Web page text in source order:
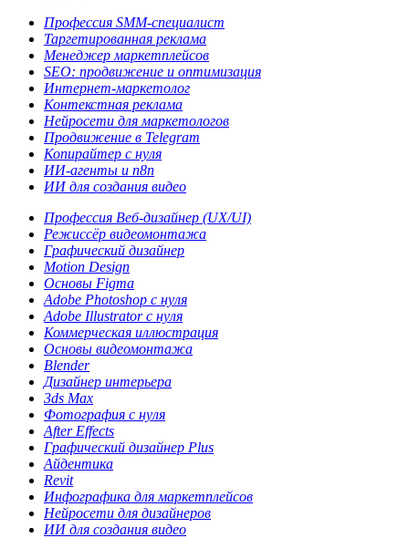
Профессия SMM-специалист
Таргетированная реклама
Менеджер маркетплейсов
SEO: продвижение и оптимизация
Интернет-маркетолог
Контекстная реклама
Нейросети для маркетологов
Продвижение в Telegram
Копирайтер с нуля
ИИ-агенты и n8n
ИИ для создания видео
Профессия Веб-дизайнер (UX/UI)
Режиссёр видеомонтажа
Графический дизайнер
Motion Design
Основы Figma
Adobe Photoshop с нуля
Adobe Illustrator с нуля
Коммерческая иллюстрация
Основы видеомонтажа
Blender
Дизайнер интерьера
3ds Max
Фотография с нуля
After Effects
Графический дизайнер Plus
Айдентика
Revit
Инфографика для маркетплейсов
Нейросети для дизайнеров
ИИ для создания видео